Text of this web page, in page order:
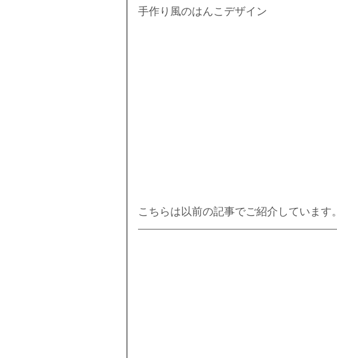
手作り風のはんこデザイン
こちらは以前の記事でご紹介しています。